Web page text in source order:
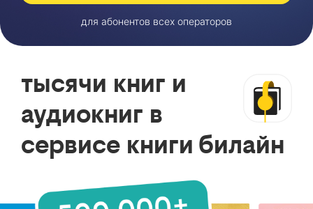
для абонентов всех операторов
тысячи книг и
аудиокниг в
сервисе книги билайн